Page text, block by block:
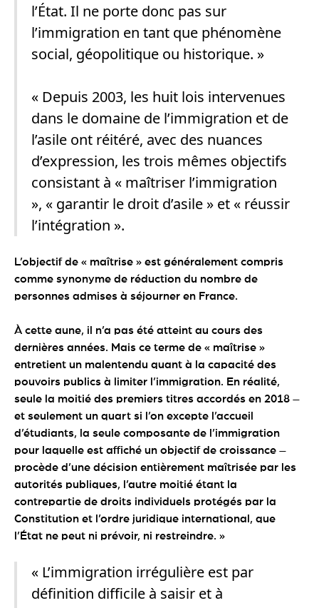
l’État. Il ne porte donc pas sur
l’immigration en tant que phénomène
social, géopolitique ou historique. »
« Depuis 2003, les huit lois intervenues
dans le domaine de l’immigration et de
l’asile ont réitéré, avec des nuances
d’expression, les trois mêmes objectifs
consistant à « maîtriser l’immigration
», « garantir le droit d’asile » et « réussir
l’intégration ».
L’objectif de « maîtrise » est généralement compris
comme synonyme de réduction du nombre de
personnes admises à séjourner en France.
À cette aune, il n’a pas été atteint au cours des
dernières années. Mais ce terme de « maîtrise »
entretient un malentendu quant à la capacité des
pouvoirs publics à limiter l’immigration. En réalité,
seule la moitié des premiers titres accordés en 2018 –
et seulement un quart si l’on excepte l’accueil
d’étudiants, la seule composante de l’immigration
pour laquelle est affiché un objectif de croissance –
procède d’une décision entièrement maîtrisée par les
autorités publiques, l’autre moitié étant la
contrepartie de droits individuels protégés par la
Constitution et l’ordre juridique international, que
l’État ne peut ni prévoir, ni restreindre. »
« L’immigration irrégulière est par
définition difficile à saisir et à